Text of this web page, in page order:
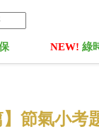
NEW! 綠
】節氣小考